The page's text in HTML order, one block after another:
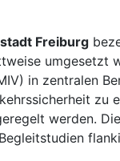
Freiburg
umgesetzt
in zentralen
zu
werden.